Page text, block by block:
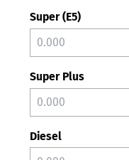
Super (E5)
Super Plus
Diesel